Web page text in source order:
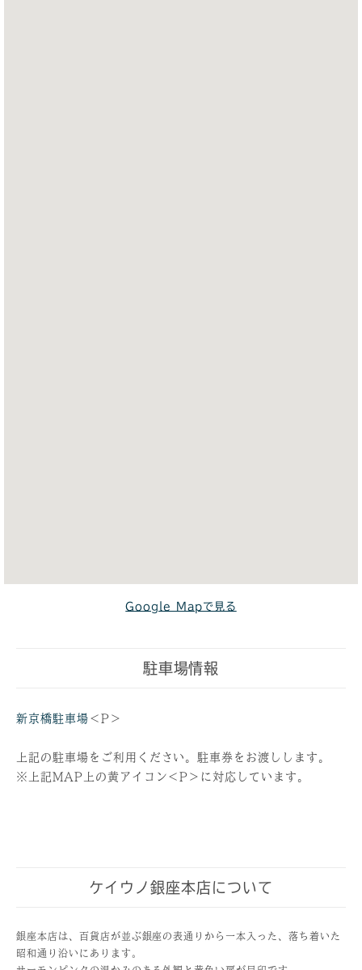
Google Mapで見る
駐車場情報
新京橋駐車場 ＜P＞
上記の駐車場をご利用ください。駐車券をお渡しします。
※上記MAP上の黄アイコン＜P＞に対応しています。
ケイウノ銀座本店について
銀座本店は、百貨店が並ぶ銀座の表通りから一本入った、落ち着いた
昭和通り沿いにあります。